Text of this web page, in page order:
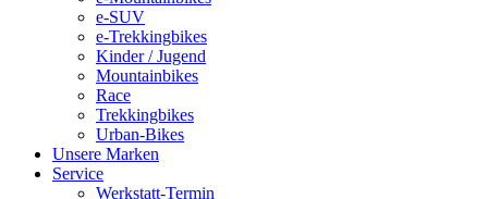
e-SUV
e-Trekkingbikes
Kinder / Jugend
Mountainbikes
Race
Trekkingbikes
Urban-Bikes
Unsere Marken
Service
Werkstatt-Termin